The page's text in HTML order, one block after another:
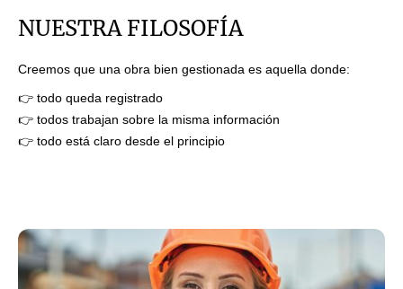
NUESTRA FILOSOFÍA
Creemos que una obra bien gestionada es aquella donde:
👉 todo queda registrado
👉 todos trabajan sobre la misma información
👉 todo está claro desde el principio